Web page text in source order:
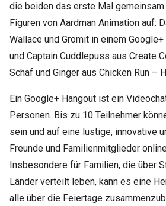
die beiden das erste Mal
Figuren von Aardman Animation auf:
Wallace und Gromit in einem
und Captain Cuddlepuss aus Create
Schaf und Ginger aus Chicken Run –
Ein Google+ Hangout ist ein
Personen. Bis zu 10 Teilnehmer
sein und auf eine lustige, innovative
Freunde und Familienmitglieder
Insbesondere für Familien, die über
Länder verteilt leben, kann es eine
alle über die Feiertage